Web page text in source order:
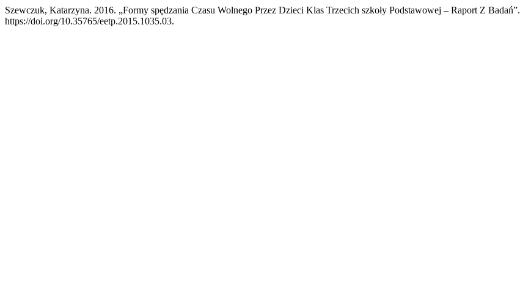
Szewczuk, Katarzyna. 2016. „Formy spędzania Czasu Wolnego Przez Dzieci Klas Trzecich szkoły Podstawowej – Raport Z Badań”.
https://doi.org/10.35765/eetp.2015.1035.03.